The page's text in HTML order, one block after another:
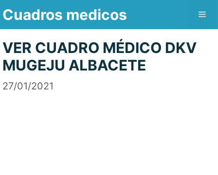
Saltar
contenido
Cuadros medicos
VER CUADRO MÉDICO DKV
MUGEJU ALBACETE
27/01/2021